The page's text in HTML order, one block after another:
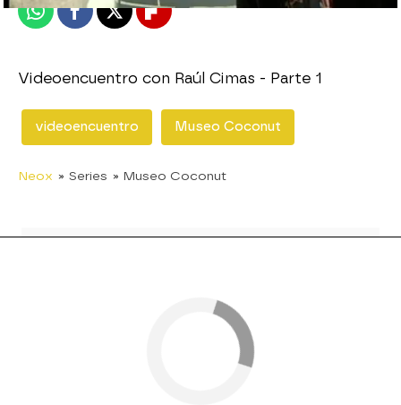
WhatsappFacebook
X Flipboard
Videoencuentro con Raúl Cimas - Parte 1
videoencuentro Museo Coconut
Neox » Series » Museo Coconut